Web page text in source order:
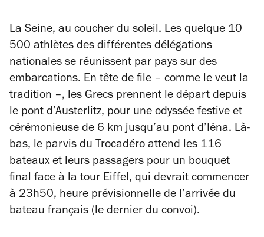
La Seine, au coucher du soleil. Les quelque 10
500 athlètes des différentes délégations
nationales se réunissent par pays sur des
embarcations. En tête de file – comme le veut la
tradition –, les Grecs prennent le départ depuis
le pont d’Austerlitz, pour une odyssée festive et
cérémonieuse de 6 km jusqu’au pont d’Iéna. Là-
bas, le parvis du Trocadéro attend les 116
bateaux et leurs passagers pour un bouquet
final face à la tour Eiffel, qui devrait commencer
à 23h50, heure prévisionnelle de l’arrivée du
bateau français (le dernier du convoi).